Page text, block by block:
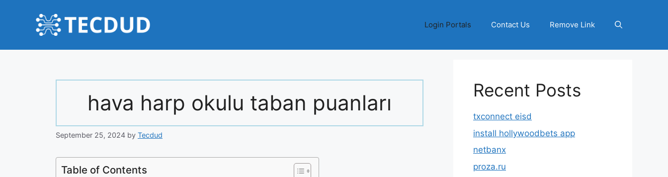
Login Portals Contact Us Remove Link
hava harp okulu taban puanları
September 25, 2024 by Tecdud
Table of Contents
Recent Posts
txconnect eisd
install hollywoodbets app
netbanx
proza.ru